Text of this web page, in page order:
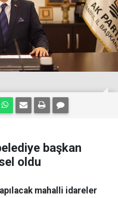
başkan
oldu
mahalli idareler